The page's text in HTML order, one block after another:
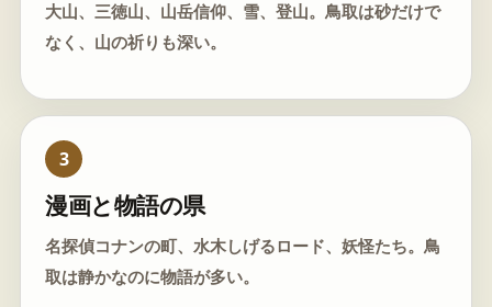
大山、三徳山、山岳信仰、雪、登山。鳥取は砂だけで
なく、山の祈りも深い。
3
漫画と物語の県
名探偵コナンの町、水木しげるロード、妖怪たち。鳥
取は静かなのに物語が多い。